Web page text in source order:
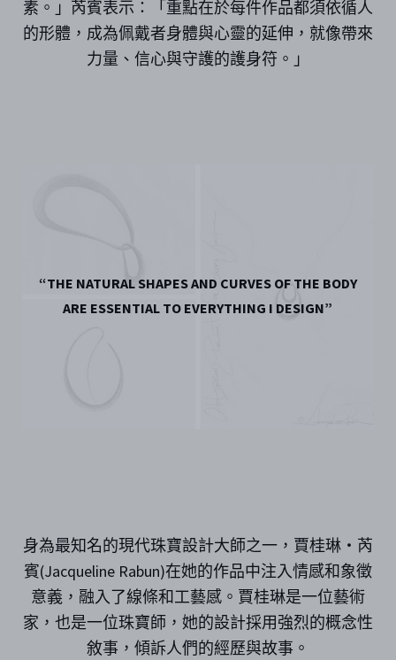
素。」芮賓表示：「重點在於每件作品都須依循人
的形體，成為佩戴者身體與心靈的延伸，就像帶來
力量、信心與守護的護身符。」
“THE NATURAL SHAPES AND CURVES OF THE BODY
ARE ESSENTIAL TO EVERYTHING I DESIGN”
身為最知名的現代珠寶設計大師之一，賈桂琳‧芮
賓(Jacqueline Rabun)在她的作品中注入情感和象徵
意義，融入了線條和工藝感。賈桂琳是一位藝術
家，也是一位珠寶師，她的設計採用強烈的概念性
敘事，傾訴人們的經歷與故事。